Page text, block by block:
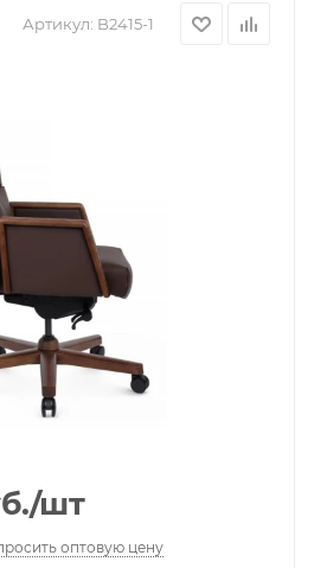
Артикул: B2415-1
/шт
оптовую цену